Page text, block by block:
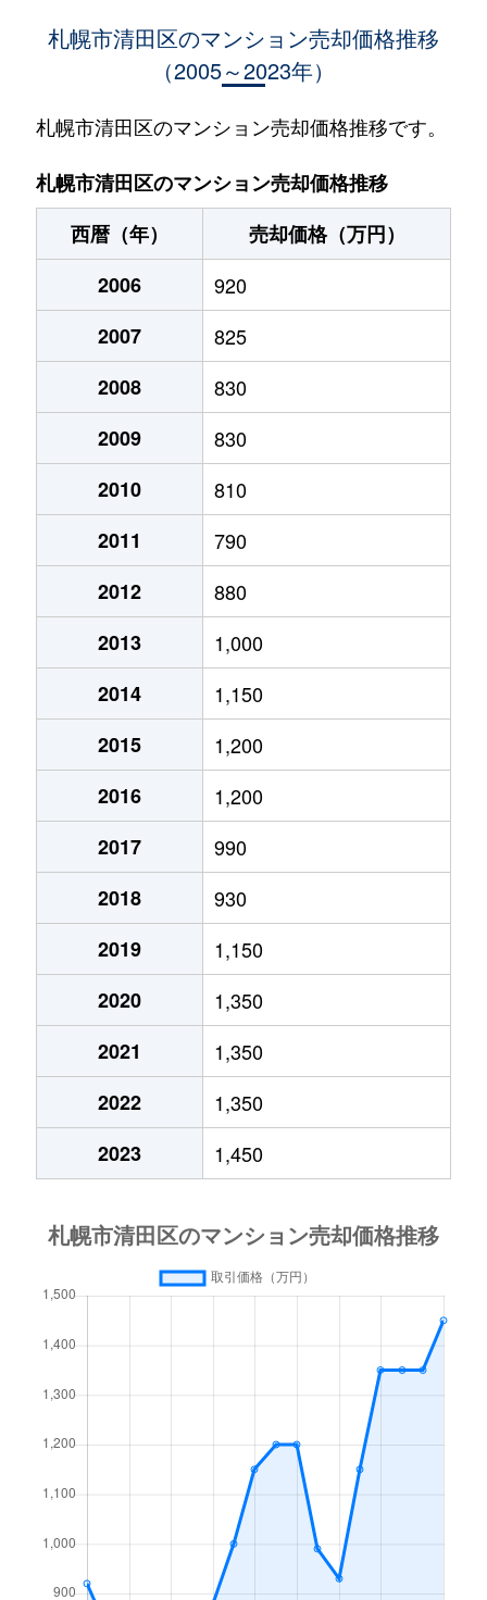
1,900万円 大谷地
北野６条
3,500万円 大谷地
徒歩
北野６条
2,700万円 大谷地
北野６条
2,800万円 南郷18丁目
清田１条
1,300万円
清田２条
1,400万円
里塚１条
1,300万円
里塚２条
200万円
里塚２条
550万円
真栄１条
1,400万円
真栄１条
1,300万円
真栄１条
1,500万円
真栄１条
2,000万円
真栄５条
590万円
平岡１条
890万円
平岡１条
2,500万円
平岡４条
1,600万円
平岡４条
2,600万円
平岡５条
1,600万円
平岡６条
2,100万円
平岡６条
2,700万円
平岡公園東
2,200万円
札幌市清田区のマンション売却価格推移
（2005～2023年）
札幌市清田区のマンション売却価格推移です。
札幌市清田区のマンション売却価格推移
西暦（年）
売却価格（万円）
2006
920
2007
825
2008
830
2009
830
2010
810
2011
790
2012
880
2013
1,000
2014
1,150
2015
1,200
2016
1,200
2017
990
2018
930
2019
1,150
2020
1,350
2021
1,350
2022
1,350
2023
1,450